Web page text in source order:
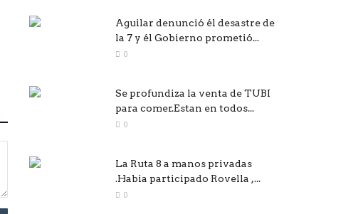
Aguilar denunció él desastre de
la 7 y él Gobierno prometió...
0
Se profundiza la venta de TUBI
para comer.Estan en todos...
0
La Ruta 8 a manos privadas
.Habia participado Rovella ,...
0